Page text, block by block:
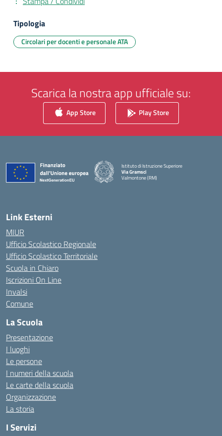
Tipologia
Circolari per docenti e personale ATA
Scarica la nostra app ufficiale su:
App Store Play Store
Istituto di Istruzione Superiore
Via Gramsci
Valmontone (RM)
Link Esterni
MIUR
Ufficio Scolastico Regionale
Ufficio Scolastico Territoriale
Scuola in Chiaro
Iscrizioni On Line
Invalsi
Comune
La Scuola
Presentazione
I luoghi
Le persone
I numeri della scuola
Le carte della scuola
Organizzazione
La storia
I Servizi